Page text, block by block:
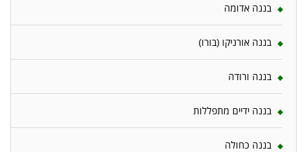
בננה אדומה
בננה אורניקו (בורו)
בננה ורודה
בננה ידיים מתפללות
בננה כחולה